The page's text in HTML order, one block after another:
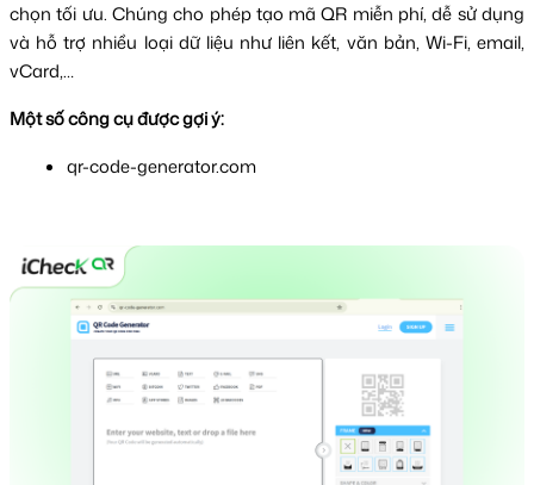
chọn tối ưu. Chúng cho phép tạo mã QR miễn phí, dễ sử dụng
và hỗ trợ nhiều loại dữ liệu như liên kết, văn bản, Wi-Fi, email,
vCard,…
Một số công cụ được gợi ý:
qr-code-generator.com